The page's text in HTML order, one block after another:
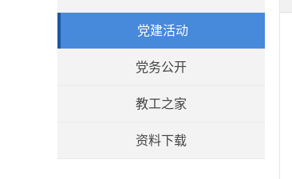
党建活动
党务公开
教工之家
资料下载